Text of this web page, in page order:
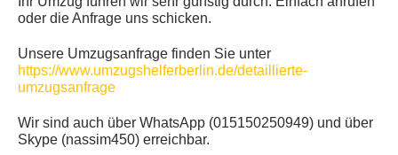
oder die Anfrage uns schicken.
Unsere Umzugsanfrage finden Sie unter
https://www.umzugshelferberlin.de/detaillierte-
umzugsanfrage
Wir sind auch über WhatsApp (015150250949) und über
Skype (nassim450) erreichbar.